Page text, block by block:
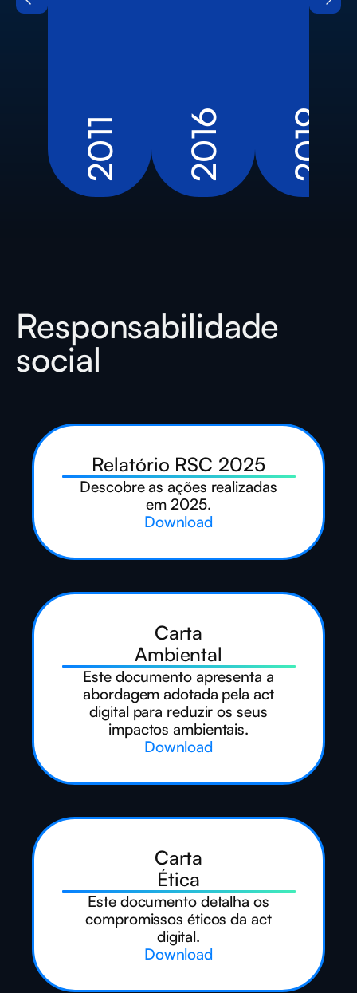
2011 2016 2019
Responsabilidade
social
Relatório RSC 2025
Descobre as ações realizadas
em 2025.
Download
Carta
Ambiental
Este documento apresenta a
abordagem adotada pela act
digital para reduzir os seus
impactos ambientais.
Download
Carta
Ética
Este documento detalha os
compromissos éticos da act
digital.
Download